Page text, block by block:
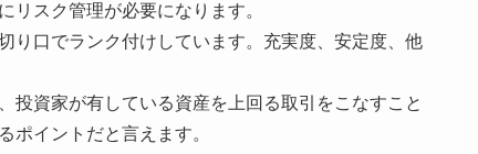
リスク管理が必要になります。
り口でランク付けしています。充実度、安定度、他
投資家が有している資産を上回る取引をこなすこと
ポイントだと言えます。